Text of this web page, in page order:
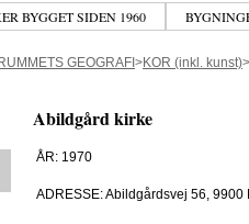
BYGGET SIDEN 1960
RUMMETS GEOGRAFI >KOR (inkl. kunst)>
Abildgård kirke
ÅR: 1970
ADRESSE: Abildgårdsvej 56, 9900